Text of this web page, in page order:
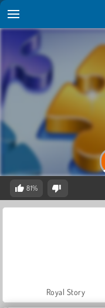
81%
Royal Story